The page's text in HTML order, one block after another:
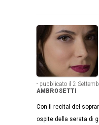
- pubblicato il 2
AMBROSETTI
Con il recital del
ospite della serata di